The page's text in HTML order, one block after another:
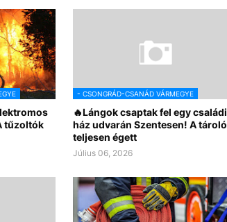
tűzoltók
- CSONGRÁD-CSANÁD VÁRMEGYE
🔥Lángok csaptak fel egy családi
ház udvarán Szentesen! A tároló
teljesen égett
Július 06, 2026